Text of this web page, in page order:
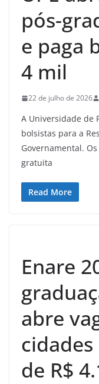
pós-
e paga
4 mil
22 de julho de 2026
A Universidade de
bolsistas para a
Governamental.
gratuita
Read More
Enare
abre
de R$